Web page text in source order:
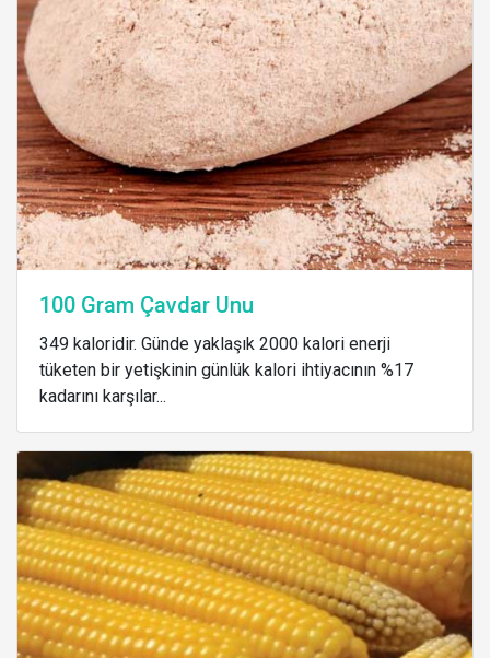
100 Gram Çavdar Unu
349 kaloridir. Günde yaklaşık 2000 kalori enerji
tüketen bir yetişkinin günlük kalori ihtiyacının %17
kadarını karşılar...